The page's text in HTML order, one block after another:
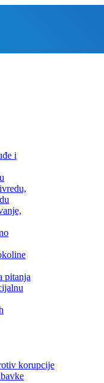
i
pitanja
korupcije